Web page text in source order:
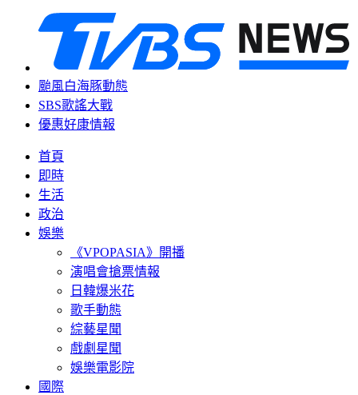
颱風白海豚動態
SBS歌謠大戰
優惠好康情報
首頁
即時
生活
政治
娛樂
《VPOPASIA》開播
演唱會搶票情報
日韓爆米花
歌手動態
綜藝星聞
戲劇星聞
娛樂電影院
國際